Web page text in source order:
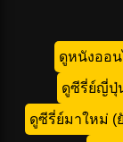
ดูหนังออ
ดูซีรี่ย์ญี่ปุ่
ดูซีรี่ย์มาใหม่ (